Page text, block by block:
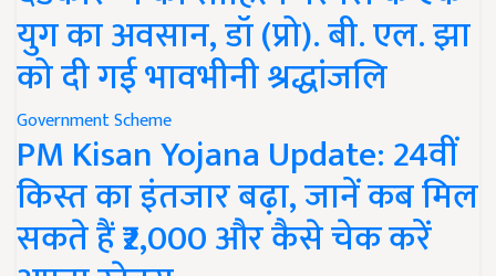
युग का अवसान, डॉ (प्रो). बी. एल. झा
को दी गई भावभीनी श्रद्धांजलि
Government Scheme
PM Kisan Yojana Update: 24वीं
किस्त का इंतजार बढ़ा, जानें कब मिल
सकते हैं ₹2,000 और कैसे चेक करें